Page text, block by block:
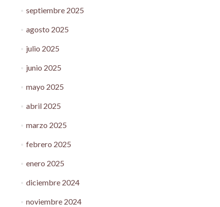
septiembre 2025
agosto 2025
julio 2025
junio 2025
mayo 2025
abril 2025
marzo 2025
febrero 2025
enero 2025
diciembre 2024
noviembre 2024